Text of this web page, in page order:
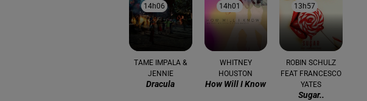
14h06
14h06
TAME IMPALA &
JENNIE
Dracula
14h01
14h01
WHITNEY
HOUSTON
How Will I Know
13h57
13h57
ROBIN SCHULZ
FEAT FRANCESCO
YATES
Sugar..